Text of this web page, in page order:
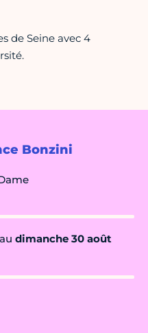
Bonzini
au dimanche 30 août
de Seine avec 4